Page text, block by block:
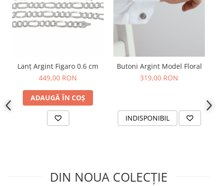
Lanț Argint Figaro 0.6 cm
449,00 RON
ADAUGĂ ÎN COȘ
Butoni Argint Model Floral
319,00 RON
INDISPONIBIL
DIN NOUA COLECȚIE